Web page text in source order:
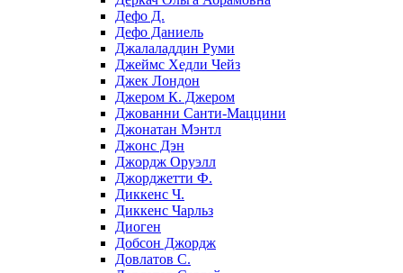
Дефо Д.
Дефо Даниель
Джалаладдин Руми
Джеймс Хедли Чейз
Джек Лондон
Джером К. Джером
Джованни Санти-Маццини
Джонатан Мэнтл
Джонс Дэн
Джордж Оруэлл
Джорджетти Ф.
Диккенс Ч.
Диккенс Чарльз
Диоген
Добсон Джордж
Довлатов С.